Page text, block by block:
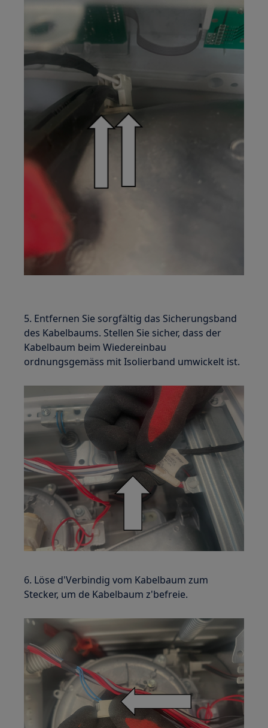
5. Entfernen Sie sorgfältig das Sicherungsband
des Kabelbaums. Stellen Sie sicher, dass der
Kabelbaum beim Wiedereinbau
ordnungsgemäss mit Isolierband umwickelt ist.
6. Löse d'Verbindig vom Kabelbaum zum
Stecker, um de Kabelbaum z'befreie.